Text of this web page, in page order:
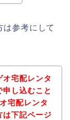
は参考にして
宅配レンタ
し込むこと
宅配レンタ
は下記ページ